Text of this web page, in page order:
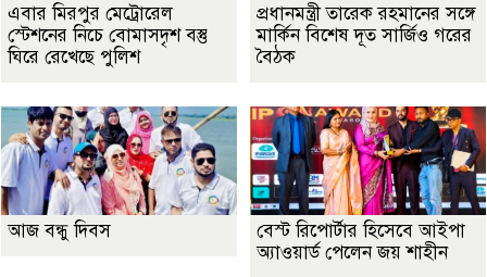
এবার মিরপুর মেট্রোরেল
স্টেশনের নিচে বোমাসদৃশ বস্তু
ঘিরে রেখেছে পুলিশ
প্রধানমন্ত্রী তারেক রহমানের সঙ্গে
মার্কিন বিশেষ দূত সার্জিও গরের
বৈঠক
আজ বন্ধু দিবস
বেস্ট রিপোর্টার হিসেবে আইপা
অ্যাওয়ার্ড পেলেন জয় শাহীন